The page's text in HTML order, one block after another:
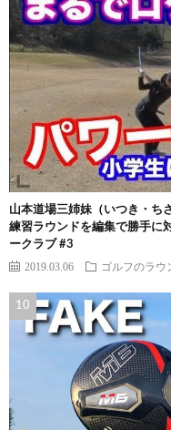
山本道場三姉妹（いつき・ち
練習ラウンドを編集で勝手に
ークラブ #3
2019.03.06 ゴルフのラウ